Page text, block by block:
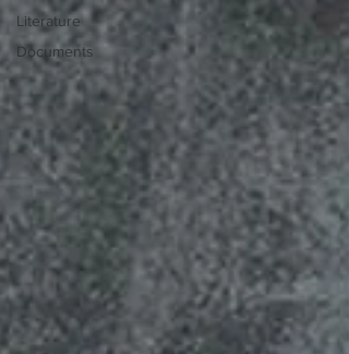
Literature
Documents